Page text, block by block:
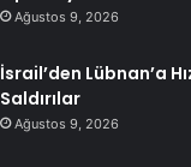
Ağustos 9, 2026
İsrail’den Lübnan’a
Saldırılar
Ağustos 9, 2026